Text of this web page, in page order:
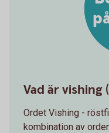
Vad är
Ordet Vishing -
kombination av